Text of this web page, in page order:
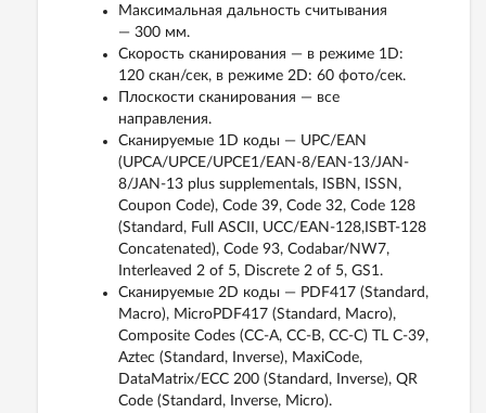
Максимальная дальность считывания
— 300 мм.
Скорость сканирования — в режиме 1D:
120 скан/сек, в режиме 2D: 60 фото/сек.
Плоскости сканирования — все
направления.
Сканируемые 1D коды — UPC/EAN
(UPCA/UPCE/UPCE1/EAN-8/EAN-13/JAN-
8/JAN-13 plus supplementals, ISBN, ISSN,
Coupon Code), Code 39, Code 32, Code 128
(Standard, Full ASCII, UCC/EAN-128,ISBT-128
Concatenated), Code 93, Codabar/NW7,
Interleaved 2 of 5, Discrete 2 of 5, GS1.
Сканируемые 2D коды — PDF417 (Standard,
Macro), MicroPDF417 (Standard, Macro),
Composite Codes (CC-A, CC-B, CC-C) TL C-39,
Aztec (Standard, Inverse), MaxiCode,
DataMatrix/ECC 200 (Standard, Inverse), QR
Code (Standard, Inverse, Micro).